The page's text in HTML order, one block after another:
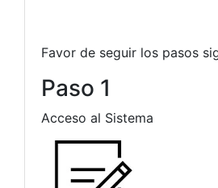
Favor de seguir los pasos
Paso 1
Acceso al Sistema